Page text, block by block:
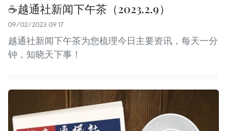
☕️越通社新闻下午茶（2023.2.9）
09/02/2023 09:17
越通社新闻下午茶为您梳理今日主要资讯，每天一分
钟，知晓天下事！